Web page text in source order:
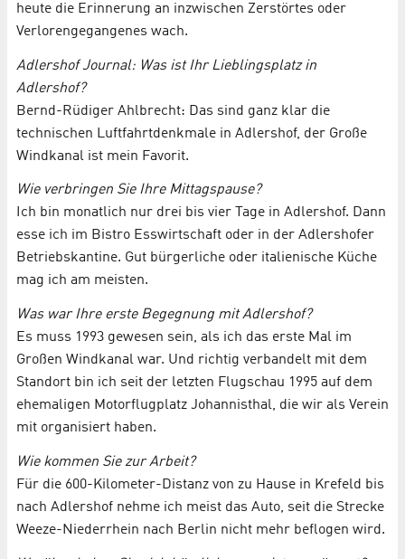
heute die Erinnerung an inzwischen Zerstörtes oder
Verlorengegangenes wach.
Adlershof Journal: Was ist Ihr Lieblingsplatz in
Adlershof?
Bernd-Rüdiger Ahlbrecht: Das sind ganz klar die
technischen Luftfahrtdenkmale in Adlershof, der Große
Windkanal ist mein Favorit.
Wie verbringen Sie Ihre Mittagspause?
Ich bin monatlich nur drei bis vier Tage in Adlershof. Dann
esse ich im Bistro Esswirtschaft oder in der Adlershofer
Betriebskantine. Gut bürgerliche oder italienische Küche
mag ich am meisten.
Was war Ihre erste Begegnung mit Adlershof?
Es muss 1993 gewesen sein, als ich das erste Mal im
Großen Windkanal war. Und richtig verbandelt mit dem
Standort bin ich seit der letzten Flugschau 1995 auf dem
ehemaligen Motorflugplatz Johannisthal, die wir als Verein
mit organisiert haben.
Wie kommen Sie zur Arbeit?
Für die 600-Kilometer-Distanz von zu Hause in Krefeld bis
nach Adlershof nehme ich meist das Auto, seit die Strecke
Weeze-Niederrhein nach Berlin nicht mehr beflogen wird.